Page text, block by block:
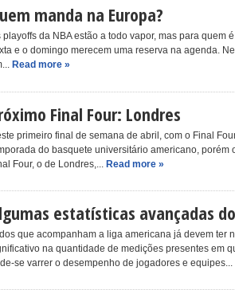
manda na Europa?
playoffs da NBA estão a todo vapor, mas para quem
e o domingo merecem uma reserva na agenda.
Read more »
Final Four: Londres
primeiro final de semana de abril, com o Final
do basquete universitário americano, porém
Four, o de Londres,... Read more »
estatísticas avançadas
que acompanham a liga americana já devem ter
na quantidade de medições presentes em
se varrer o desempenho de jogadores e equipes...